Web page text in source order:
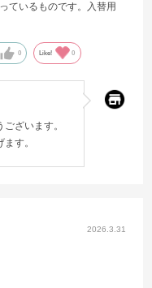
ているものです。入替用
0 Like! 0
ざいます。
す。
2026.3.31